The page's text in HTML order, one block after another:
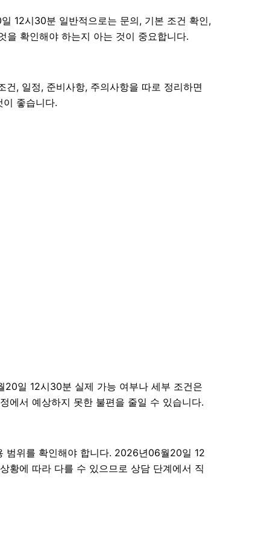
12시30분 일반적으로는 문의, 기본 조건 확인,
을 확인해야 하는지 아는 것이 중요합니다.
, 일정, 준비사항, 주의사항을 따로 정리하면
좋습니다.
일 12시30분 실제 가능 여부나 세부 조건은
에서 예상하지 못한 불편을 줄일 수 있습니다.
범위를 확인해야 합니다. 2026년06월20일 12
황에 따라 다를 수 있으므로 상담 단계에서 직